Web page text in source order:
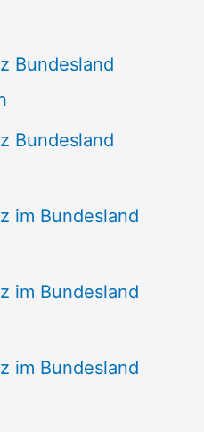
Bundesland
Bundesland
im Bundesland
im Bundesland
im Bundesland